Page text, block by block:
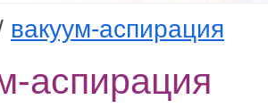
вакуум-аспирация
аспирация